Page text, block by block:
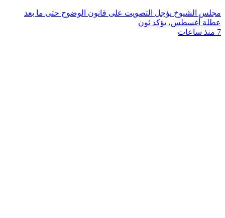
مجلس الشيوخ يؤجل التصويت على قانون الوضوح حتى ما بعد
عطلة أغسطس، يؤكد ثون
7 منذ ساعات